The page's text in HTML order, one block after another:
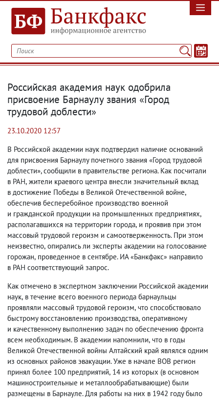
Российская академия наук одобрила
присвоение Барнаулу звания «Город
трудовой доблести»
23.10.2020 12:57
В Российской академии наук подтвердил наличие оснований
для присвоения Барнаулу почетного звания «Город трудовой
доблести», сообщили в правительстве региона. Как посчитали
в РАН, жители краевого центра внесли значительный вклад
в достижение Победы в Великой Отечественной войне,
обеспечив бесперебойное производство военной
и гражданской продукции на промышленных предприятиях,
располагавшихся на территории города, и проявив при этом
массовый трудовой героизм и самоотверженность. При этом
неизвестно, опирались ли эксперты академии на голосование
горожан, проведенное в сентябре. ИА«Банкфакс» направило
в РАН соответствующий запрос.
Как отмечено в экспертном заключении Российской академии
наук, в течение всего военного периода барнаульцы
проявляли массовый трудовой героизм, что способствовало
быстрому восстановлению производства, оперативному
и качественному выполнению задач по обеспечению фронта
всем необходимым. В академии напомнили, что в годы
Великой Отечественной войны Алтайский край являлся одним
из основных районов эвакуации. Уже в начале ВОВ регион
принял более 100 предприятий, 14 из которых (в основном
машиностроительные и металлообрабатывающие) были
размещены в Барнауле. Для работы на них в 1942 году было